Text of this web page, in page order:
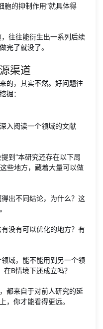
胞的抑制作用”就具体得
往往能衍生出一系列后续
完了就没了。
渠道
的，其实不然。好问题往
掘：
入阅读一个领域的文献
到“本研究还存在以下局
些地方，藏着大量可以做
出不同结论，为什么？这
没有可以优化的地方？有
域，能不能用到另一个领
B情境下还成立吗？
都来自于对前人研究的延
，你才能看得更远。